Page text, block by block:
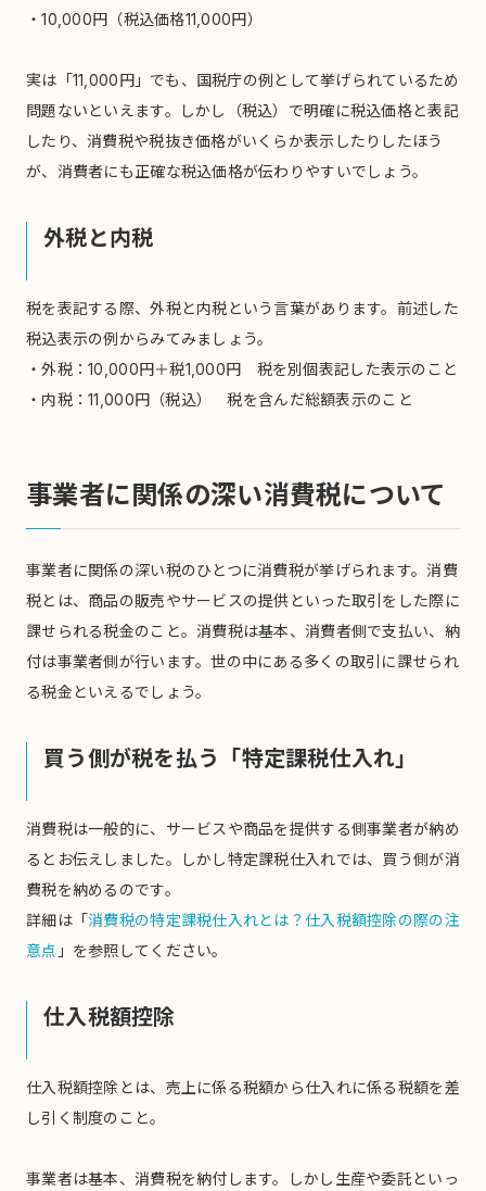
・10,000円（税込価格11,000円）
実は「11,000円」でも、国税庁の例として挙げられているため
問題ないといえます。しかし（税込）で明確に税込価格と表記
したり、消費税や税抜き価格がいくらか表示したりしたほう
が、消費者にも正確な税込価格が伝わりやすいでしょう。
外税と内税
税を表記する際、外税と内税という言葉があります。前述した
税込表示の例からみてみましょう。
・外税：10,000円＋税1,000円 税を別個表記した表示のこと
・内税：11,000円（税込） 税を含んだ総額表示のこと
事業者に関係の深い消費税について
事業者に関係の深い税のひとつに消費税が挙げられます。消費
税とは、商品の販売やサービスの提供といった取引をした際に
課せられる税金のこと。消費税は基本、消費者側で支払い、納
付は事業者側が行います。世の中にある多くの取引に課せられ
る税金といえるでしょう。
買う側が税を払う「特定課税仕入れ」
消費税は一般的に、サービスや商品を提供する側事業者が納め
るとお伝えしました。しかし特定課税仕入れでは、買う側が消
費税を納めるのです。
詳細は「消費税の特定課税仕入れとは？仕入税額控除の際の注
意点 」を参照してください。
仕入税額控除
仕入税額控除とは、売上に係る税額から仕入れに係る税額を差
し引く制度のこと。
事業者は基本、消費税を納付します。しかし生産や委託といっ